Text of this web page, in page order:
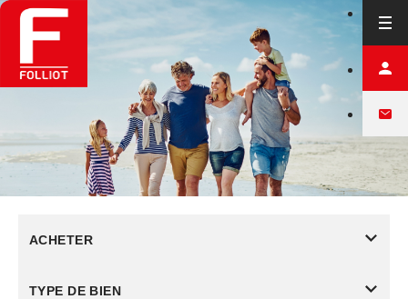
ACHETER
TYPE DE BIEN